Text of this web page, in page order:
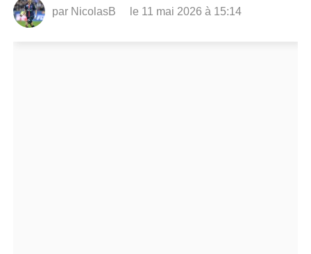
par NicolasB le 11 mai 2026 à 15:14